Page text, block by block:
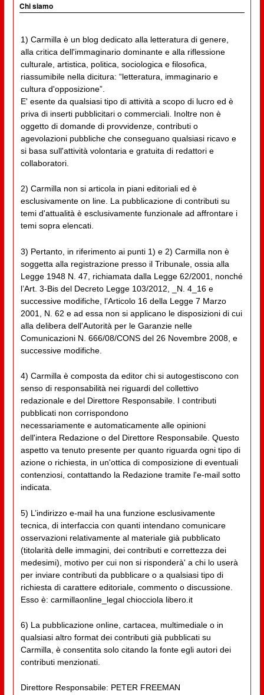
Chi siamo
1) Carmilla è un blog dedicato alla letteratura di genere,
alla critica dell'immaginario dominante e alla riflessione
culturale, artistica, politica, sociologica e filosofica,
riassumibile nella dicitura: “letteratura, immaginario e
cultura d'opposizione”.
E' esente da qualsiasi tipo di attività a scopo di lucro ed è
priva di inserti pubblicitari o commerciali. Inoltre non è
oggetto di domande di provvidenze, contributi o
agevolazioni pubbliche che conseguano qualsiasi ricavo e
si basa sull'attività volontaria e gratuita di redattori e
collaboratori.
2) Carmilla non si articola in piani editoriali ed è
esclusivamente on line. La pubblicazione di contributi su
temi d'attualità è esclusivamente funzionale ad affrontare i
temi sopra elencati.
3) Pertanto, in riferimento ai punti 1) e 2) Carmilla non è
soggetta alla registrazione presso il Tribunale, ossia alla
Legge 1948 N. 47, richiamata dalla Legge 62/2001, nonché
l’Art. 3-Bis del Decreto Legge 103/2012, _N. 4_16 e
successive modifiche, l’Articolo 16 della Legge 7 Marzo
2001, N. 62 e ad essa non si applicano le disposizioni di cui
alla delibera dell'Autorità per le Garanzie nelle
Comunicazioni N. 666/08/CONS del 26 Novembre 2008, e
successive modifiche.
4) Carmilla è composta da editor chi si autogestiscono con
senso di responsabilità nei riguardi del collettivo
redazionale e del Direttore Responsabile. I contributi
pubblicati non corrispondono
necessariamente e automaticamente alle opinioni
dell'intera Redazione o del Direttore Responsabile. Questo
aspetto va tenuto presente per quanto riguarda ogni tipo di
azione o richiesta, in un'ottica di composizione di eventuali
contenziosi, contattando la Redazione tramite l'e-mail sotto
indicata.
5) L’indirizzo e-mail ha una funzione esclusivamente
tecnica, di interfaccia con quanti intendano comunicare
osservazioni relativamente al materiale già pubblicato
(titolarità delle immagini, dei contributi e correttezza dei
medesimi), motivo per cui non si risponderà' a chi lo userà
per inviare contributi da pubblicare o a qualsiasi tipo di
richiesta di carattere editoriale, commento o discussione.
Esso è: carmillaonline_legal chiocciola libero.it
6) La pubblicazione online, cartacea, multimediale o in
qualsiasi altro format dei contributi già pubblicati su
Carmilla, è consentita solo citando la fonte egli autori dei
contributi menzionati.
Direttore Responsabile: PETER FREEMAN